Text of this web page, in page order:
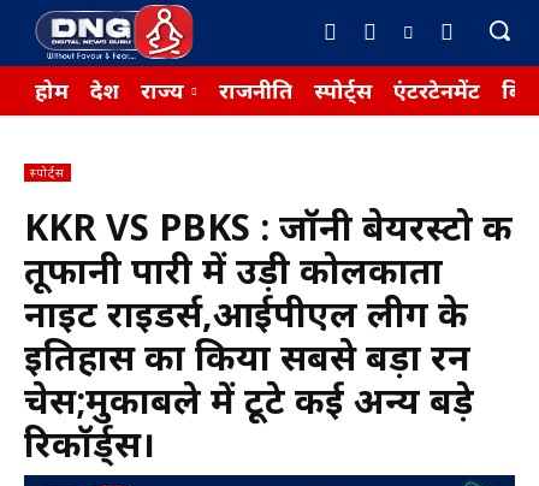
होम देश राज्य राजनीति स्पोर्ट्स एंटरटेनमेंट
स्पोर्ट्स
KKR VS PBKS : जॉनी बेयरस्टो की
तूफानी पारी में उड़ी कोलकाता
नाइट राइडर्स,आईपीएल लीग के
इतिहास का किया सबसे बड़ा रन
चेस;मुकाबले में टूटे कई अन्य बड़े
रिकॉर्ड्स।